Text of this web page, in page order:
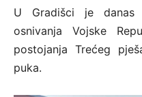
U Gradišci je
osnivanja Vojske
postojanja Trećeg
puka.